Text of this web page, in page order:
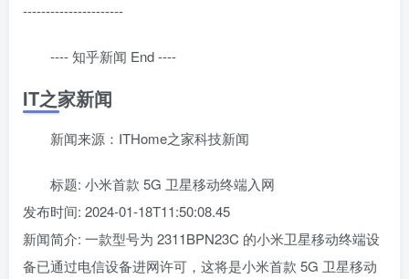
----------------------
---- 知乎新闻 End ----
IT之家新闻
新闻来源：ITHome之家科技新闻
标题: 小米首款 5G 卫星移动终端入网
发布时间: 2024-01-18T11:50:08.45
新闻简介: 一款型号为 2311BPN23C 的小米卫星移动终端设
备已通过电信设备进网许可，这将是小米首款 5G 卫星移动